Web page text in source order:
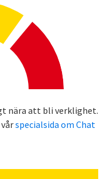
nära att bli verklighet.
specialsida om Chat